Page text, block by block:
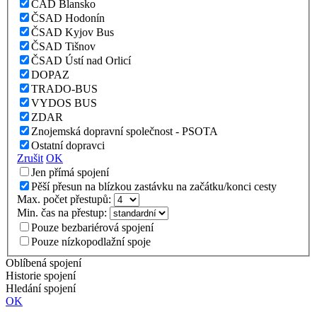
ČAD Blansko
ČSAD Hodonín
ČSAD Kyjov Bus
ČSAD Tišnov
ČSAD Ústí nad Orlicí
DOPAZ
TRADO-BUS
VYDOS BUS
ZDAR
Znojemská dopravní společnost - PSOTA
Ostatní dopravci
Zrušit OK
Jen přímá spojení
Pěší přesun na blízkou zastávku na začátku/konci cesty
Max. počet přestupů:
Min. čas na přestup:
Pouze bezbariérová spojení
Pouze nízkopodlažní spoje
Oblíbená spojení
Historie spojení
Hledání spojení
OK